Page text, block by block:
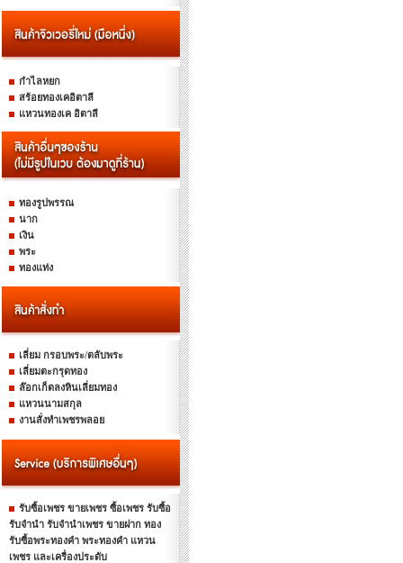
กำไลหยก
สร้อยทองเคอิตาลี
แหวนทองเค อิตาลี
ทองรูปพรรณ
นาก
เงิน
พระ
ทองแท่ง
เลี่ยม กรอบพระ/ตลับพระ
เลี่ยมตะกรุดทอง
ล๊อกเก็ตลงหินเลี่ยมทอง
แหวนนามสกุล
งานสั่งทำเพชรพลอย
รับซื้อเพชร ขายเพชร ซื้อเพชร รับซื้อ
รับจำนำ รับจำนำเพชร ขายฝาก ทอง
รับซื้อพระทองคำ พระทองคำ แหวน
เพชร และเครื่องประดับ